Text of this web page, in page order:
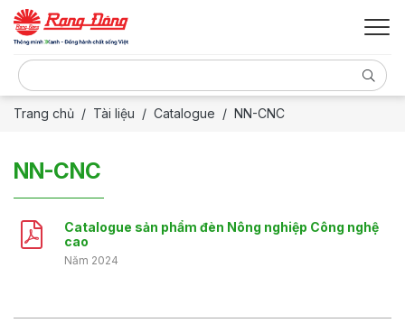
Trang chủ Tài liệu Catalogue NN-CNC
NN-CNC
Catalogue sản phẩm đèn Nông nghiệp Công nghệ
cao
Năm 2024